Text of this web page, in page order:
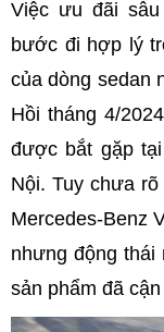
Việc ưu đãi
bước đi hợp lý
của dòng sedan
Hồi tháng 4/
được bắt gặp
Nội. Tuy chưa
Mercedes-Benz
nhưng động thái
sản phẩm đã cận